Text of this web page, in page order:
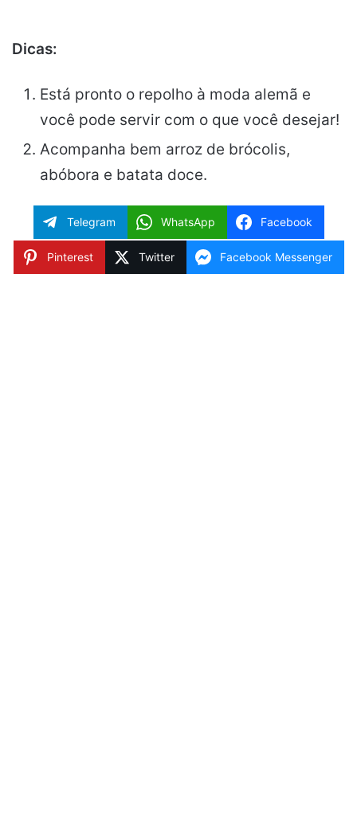
Dicas:
Está pronto o repolho à moda alemã e
você pode servir com o que você desejar!
Acompanha bem arroz de brócolis,
abóbora e batata doce.
Telegram WhatsApp Facebook
Pinterest Twitter Facebook Messenger